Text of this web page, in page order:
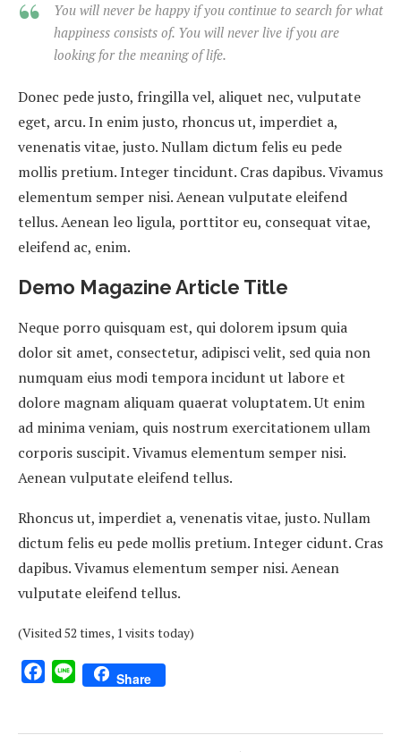
You will never be happy if you continue to search for what
happiness consists of. You will never live if you are
looking for the meaning of life.
Donec pede justo, fringilla vel, aliquet nec, vulputate
eget, arcu. In enim justo, rhoncus ut, imperdiet a,
venenatis vitae, justo. Nullam dictum felis eu pede
mollis pretium. Integer tincidunt. Cras dapibus. Vivamus
elementum semper nisi. Aenean vulputate eleifend
tellus. Aenean leo ligula, porttitor eu, consequat vitae,
eleifend ac, enim.
Demo Magazine Article Title
Neque porro quisquam est, qui dolorem ipsum quia
dolor sit amet, consectetur, adipisci velit, sed quia non
numquam eius modi tempora incidunt ut labore et
dolore magnam aliquam quaerat voluptatem. Ut enim
ad minima veniam, quis nostrum exercitationem ullam
corporis suscipit. Vivamus elementum semper nisi.
Aenean vulputate eleifend tellus.
Rhoncus ut, imperdiet a, venenatis vitae, justo. Nullam
dictum felis eu pede mollis pretium. Integer cidunt. Cras
dapibus. Vivamus elementum semper nisi. Aenean
vulputate eleifend tellus.
(Visited 52 times, 1 visits today)
Facebook
Line Share